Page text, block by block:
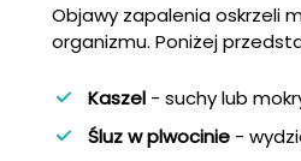
Objawy zapalenia oskrzeli
organizmu. Poniżej
Kaszel - suchy lub
Śluz w plwocinie -